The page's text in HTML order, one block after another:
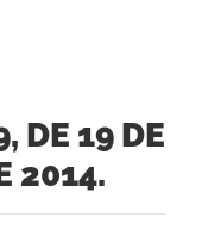
DE 19 DE
2014.